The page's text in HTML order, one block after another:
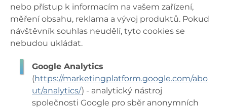
nebo přístup k informacím na vašem zařízení,
měření obsahu, reklama a vývoj produktů. Pokud
návštěvník souhlas neudělí, tyto cookies se
nebudou ukládat.
Google Analytics
(https://marketingplatform.google.com/abo
ut/analytics/) - analytický nástroj
společnosti Google pro sběr anonymních